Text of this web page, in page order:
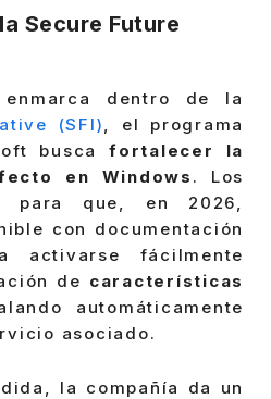
Secure Future
dentro de la
(SFI), el programa
buscafortalecer la
en Windows . Los
para que, en 2026,
con documentación
activarse fácilmente
de características
automáticamente
asociado.
la compañía da un